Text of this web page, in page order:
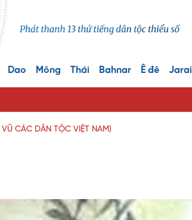
Dao Mông Thái Bahnar Ê đê Jarai
CÁC DÂN TỘC VIỆT NAM)